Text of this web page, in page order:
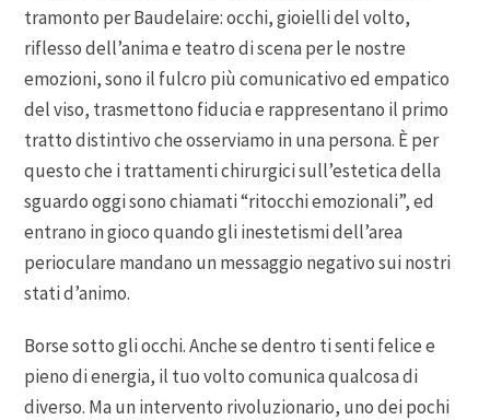
tramonto per Baudelaire: occhi, gioielli del volto,
riflesso dell’anima e teatro di scena per le nostre
emozioni, sono il fulcro più comunicativo ed empatico
del viso, trasmettono fiducia e rappresentano il primo
tratto distintivo che osserviamo in una persona. È per
questo che i trattamenti chirurgici sull’estetica della
sguardo oggi sono chiamati “ritocchi emozionali”, ed
entrano in gioco quando gli inestetismi dell’area
perioculare mandano un messaggio negativo sui nostri
stati d’animo.
Borse sotto gli occhi. Anche se dentro ti senti felice e
pieno di energia, il tuo volto comunica qualcosa di
diverso. Ma un intervento rivoluzionario, uno dei pochi